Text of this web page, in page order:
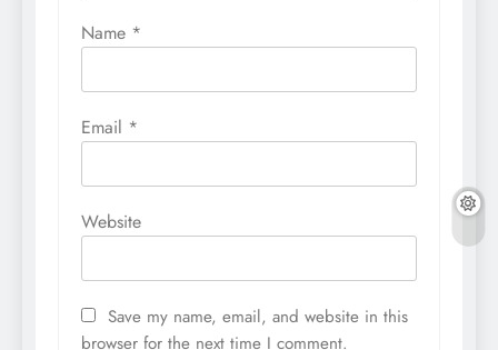
Name *
Email *
Website
Save my name, email, and website in this
browser for the next time I comment.